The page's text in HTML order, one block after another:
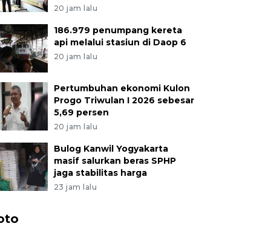
20 jam lalu
186.979 penumpang kereta
api melalui stasiun di Daop 6
20 jam lalu
Pertumbuhan ekonomi Kulon
Progo Triwulan I 2026 sebesar
5,69 persen
20 jam lalu
Bulog Kanwil Yogyakarta
masif salurkan beras SPHP
jaga stabilitas harga
23 jam lalu